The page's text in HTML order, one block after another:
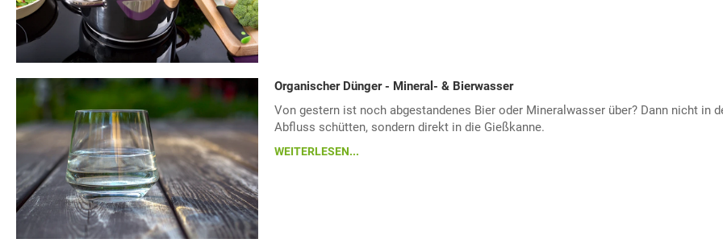
Organischer Dünger - Mineral- & Bierwasser
Von gestern ist noch abgestandenes Bier oder Mineralwasser über? Dann nicht in
Abfluss schütten, sondern direkt in die Gießkanne.
WEITERLESEN...